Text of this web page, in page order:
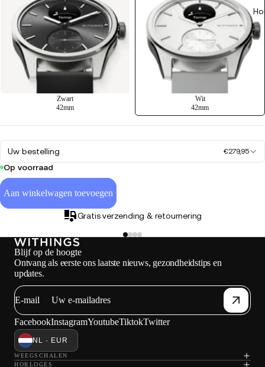
Zwart
42mm
Wit
42mm
Uw bestelling €279,95
Op voorraad
Aan winkelwagen toevoegen
Gratis verzending & retournering
Blijf op de hoogte
Ontvang als eerste ons laatste nieuws, gezondheidstips en
updates.
E-mail
FacebookInstagramYoutubeTiktokTwitter
NL · EUR
WEEGSCHALEN
HORLOGES